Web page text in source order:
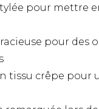
pour mettre
pour des
tissu crêpe pour